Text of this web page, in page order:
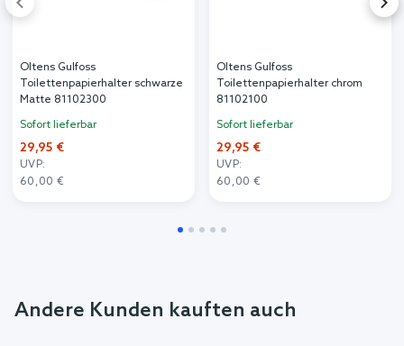
Oltens Gulfoss
Toilettenpapierhalter schwarze
Matte 81102300
Sofort lieferbar
29,95 €
UVP:
60,00 €
Oltens Gulfoss
Toilettenpapierhalter chrom
81102100
Sofort lieferbar
29,95 €
UVP:
60,00 €
Andere Kunden kauften auch